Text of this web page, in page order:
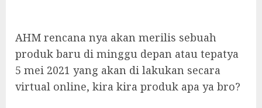
AHM rencana nya akan merilis sebuah
produk baru di minggu depan atau tepatya
5 mei 2021 yang akan di lakukan secara
virtual online, kira kira produk apa ya bro?